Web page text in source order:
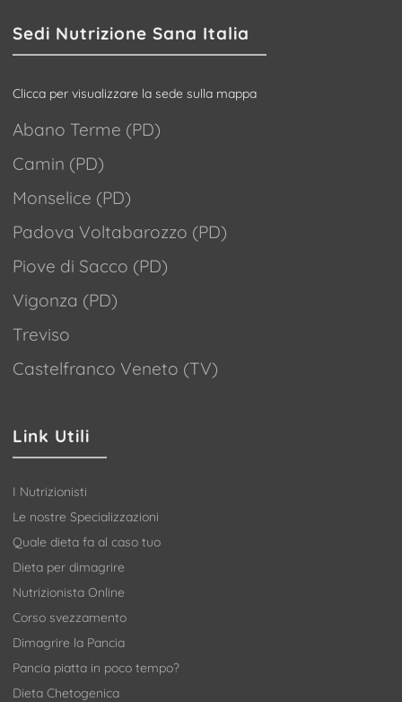
Sedi Nutrizione Sana Italia
Clicca per visualizzare la sede sulla mappa
Abano Terme (PD)
Camin (PD)
Monselice (PD)
Padova Voltabarozzo (PD)
Piove di Sacco (PD)
Vigonza (PD)
Treviso
Castelfranco Veneto (TV)
Link Utili
I Nutrizionisti
Le nostre Specializzazioni
Quale dieta fa al caso tuo
Dieta per dimagrire
Nutrizionista Online
Corso svezzamento
Dimagrire la Pancia
Pancia piatta in poco tempo?
Dieta Chetogenica